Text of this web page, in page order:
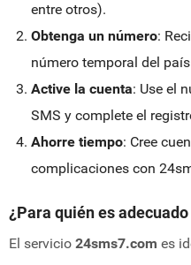
entre otros).
Obtenga un número:
número temporal del
Active la cuenta: Use el
SMS y complete el
Ahorre tiempo: Cree
complicaciones con
¿Para quién es
El servicio 24sms7.com es